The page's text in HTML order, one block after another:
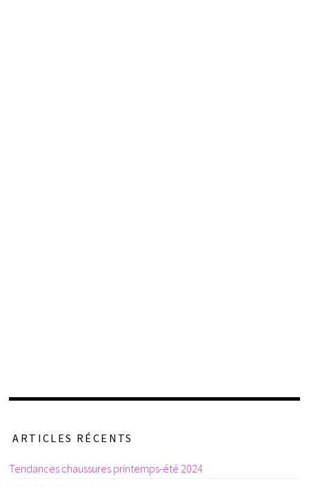
ARTICLES RÉCENTS
Tendances chaussures printemps-été 2024